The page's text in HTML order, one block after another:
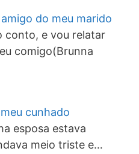
do meu marido
conto, e vou relatar
comigo(Brunna
cunhado
esposa estava
meio triste e…